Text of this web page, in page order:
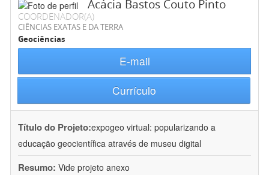
Acácia Bastos Couto Pinto
COORDENADOR(A)
CIÊNCIAS EXATAS E DA TERRA
Geociências
E-mail
Currículo
Título do Projeto:expogeo virtual: popularizando a
educação geocientífica através de museu digital
Resumo: Vide projeto anexo